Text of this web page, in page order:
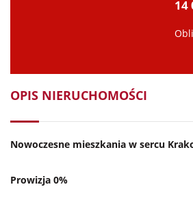
14
OPIS NIERUCHOMOŚCI
Nowoczesne mieszkania w sercu
Prowizja 0%